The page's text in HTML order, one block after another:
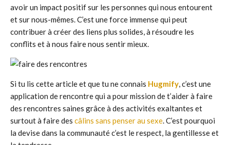
avoir un impact positif sur les personnes qui nous entourent
et sur nous-mêmes. C’est une force immense qui peut
contribuer à créer des liens plus solides, à résoudre les
conflits et à nous faire nous sentir mieux.
Si tu lis cette article et que tu ne connais Hugmify, c’est une
application de rencontre qui a pour mission de t’aider à faire
des rencontres saines grâce à des activités exaltantes et
surtout à faire des câlins sans penser au sexe. C’est pourquoi
la devise dans la communauté c’est le respect, la gentillesse et